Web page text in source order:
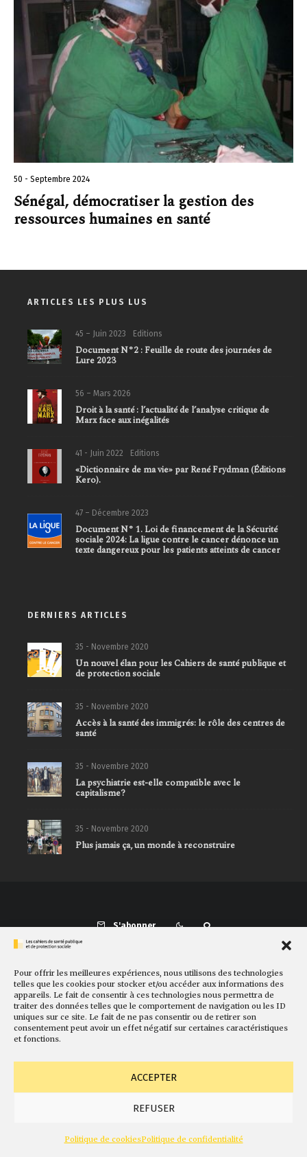
Pour offrir les meilleures expériences, nous utilisons des technologies
telles que les cookies pour stocker et/ou accéder aux informations des
appareils. Le fait de consentir à ces technologies nous permettra de
traiter des données telles que le comportement de navigation ou les ID
uniques sur ce site. Le fait de ne pas consentir ou de retirer son
consentement peut avoir un effet négatif sur certaines caractéristiques
et fonctions.
ACCEPTER
REFUSER
Politique de cookiesPolitique de confidentialité
50 - Septembre 2024
Sénégal, démocratiser la gestion des
ressources humaines en santé
ARTICLES LES PLUS LUS
45 – Juin 2023 Editions
Document N°2 : Feuille de route des journées de
Lure 2023
56 – Mars 2026
Droit à la santé : l’actualité de l’analyse critique de
Marx face aux inégalités
41 - Juin 2022 Editions
«Dictionnaire de ma vie» par René Frydman (Éditions
Kero).
47 – Décembre 2023
Document N° 1. Loi de financement de la Sécurité
sociale 2024: La ligue contre le cancer dénonce un
texte dangereux pour les patients atteints de cancer
DERNIERS ARTICLES
35 - Novembre 2020
Un nouvel élan pour les Cahiers de santé publique et
de protection sociale
35 - Novembre 2020
Accès à la santé des immigrés: le rôle des centres de
santé
35 - Novembre 2020
La psychiatrie est-elle compatible avec le
capitalisme?
35 - Novembre 2020
Plus jamais ça, un monde à reconstruire
S'abonner
Présentation Comité de rédaction Sites amis Contact
Newsletter Politique de cookies Faire un don